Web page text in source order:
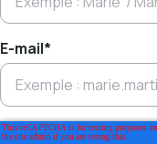
E-mail*